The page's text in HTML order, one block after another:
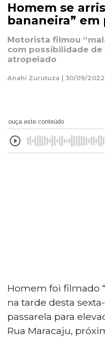
Homem se
bananeira” em
Motorista filmou
com possibilidade de
atropelado
Anahi Zurutuza | 30/09/2022
ouça este conteúdo
Homem foi filmado
na tarde desta
passarela para
Rua Maracaju,